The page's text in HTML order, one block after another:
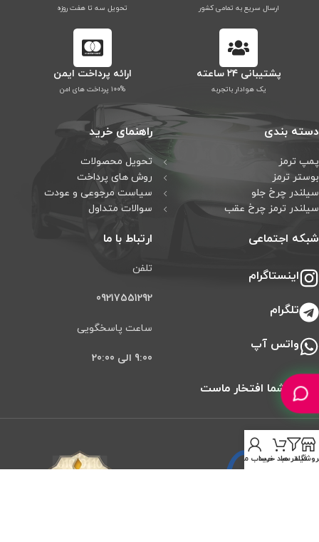
ارسال سریع به تمامی کشور تحویل سه تا هفت روزه
پشتیبانی ۲۴ ساعته
یک هوادار باتجربه
ارائه پرداخت ایمن
۱۰۰% پرداخت های امن
دسته بندی
پمپ ترمز
بوستر ترمز
سیلندر چرخ جلو
سیلندر ترمز چرخ عقب
راهنمای خرید
تحویل محصولات
روش های پرداخت
سیاست مرجوعی و عودت
سوالات متداول
شبکه اجتماعی
اینستاگرام
تلگرام
واتس آپ
ارتباط با ما
تلفن
09217551292
ساعت پاسخگویی
9:00 الی 20:00
اعتماد شما افتخار ماست
فیلتر هاسبد خریدحساب من